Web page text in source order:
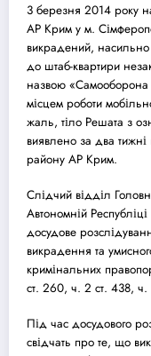
3 березня 2014 року
АР Крим у м.
викрадений, насильно
до штаб-квартири
назвою
місцем роботи
жаль, тіло Решата з
виявлено за два
району АР Крим.
Слідчий відділ
Автономній
досудове
викрадення та
кримінальних
ст. 260, ч. 2 ст. 438, ч.
Під час досудового
свідчать про те, що